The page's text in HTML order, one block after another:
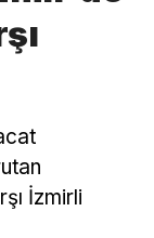
İzmirli